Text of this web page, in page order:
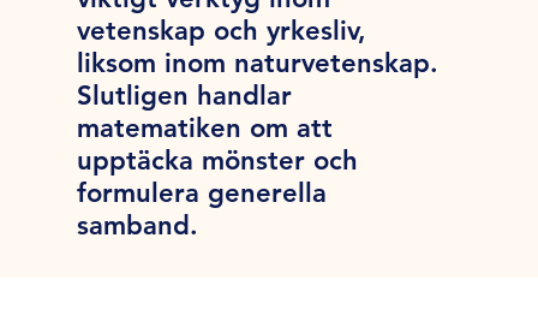
vetenskap och yrkesliv,
liksom inom naturvetenskap.
Slutligen handlar
matematiken om att
upptäcka mönster och
formulera generella
samband.